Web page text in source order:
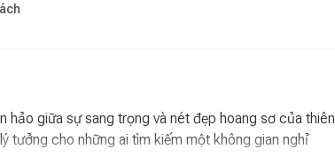
hảo giữa sự sang trọng và nét đẹp hoang sơ của thiên
tưởng cho những ai tìm kiếm một không gian nghỉ